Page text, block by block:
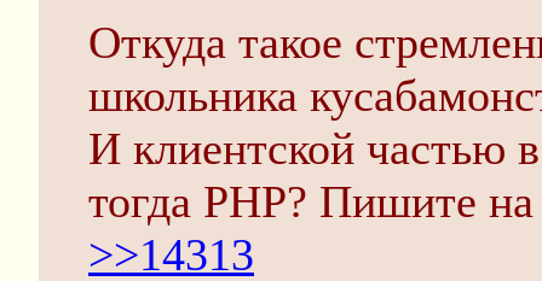
Откуда такое
школьника
И клиентской частью
тогда PHP? Пишите
>>14313